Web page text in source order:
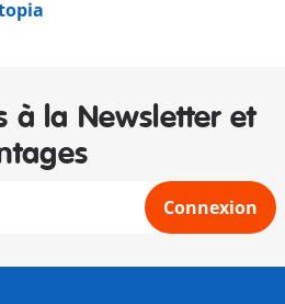
à la Newsletter et
Connexion